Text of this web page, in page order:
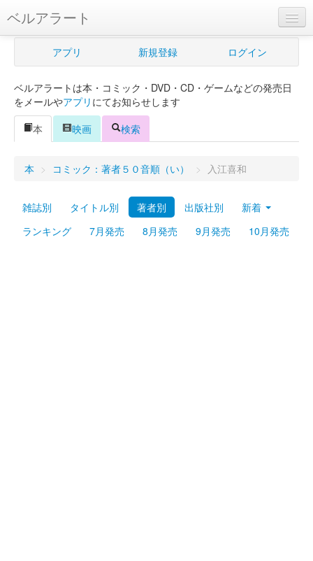
ベルアラート
ベルアラートとは
新規登録
ログイン
Myシェルフ
プレミアム
アプリ 新規登録 ログイン
ベルアラートは本・コミック・DVD・CD・ゲームなどの発売日
をメールやアプリ にてお知らせします
本
映画 検索
本 > コミック：著者５０音順（い） > 入江喜和
雑誌別 タイトル別 著者別 出版社別
新着
ランキング
7月発売 8月発売 9月発売 10月発売